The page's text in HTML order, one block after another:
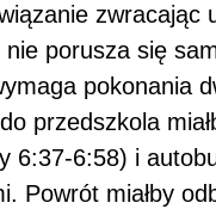
nie porusza się
pokonania
przedszkola
6:37-6:58) i
Powrót miałby